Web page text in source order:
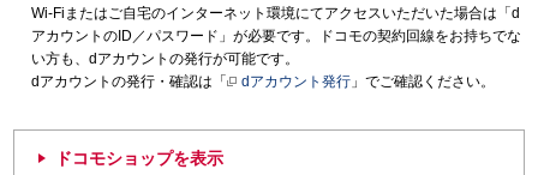
Wi-Fiまたはご自宅のインターネット環境にてアクセスいただいた場合は「d
アカウントのID／パスワード」が必要です。ドコモの契約回線をお持ちでな
い方も、dアカウントの発行が可能です。
dアカウントの発行・確認は「
dアカウント発行 」でご確認ください。
ドコモショップを表示